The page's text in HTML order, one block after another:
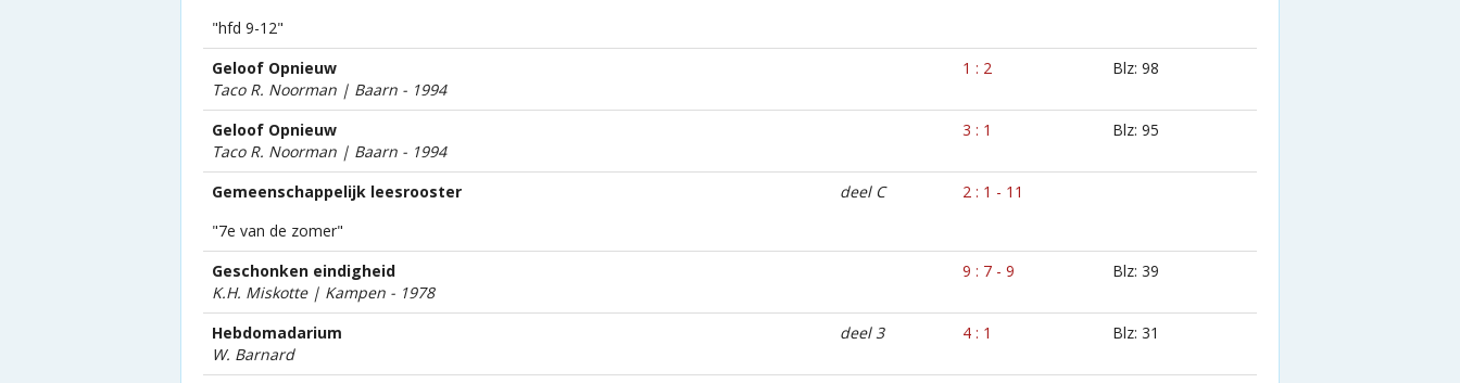
"hfd 9-12"
Geloof Opnieuw
Taco R. Noorman | Baarn - 1994
1 : 2 Blz: 98
Geloof Opnieuw
Taco R. Noorman | Baarn - 1994
3 : 1 Blz: 95
Gemeenschappelijk leesrooster deel C
2 : 1 - 11
"7e van de zomer"
Geschonken eindigheid
K.H. Miskotte | Kampen - 1978
9 : 7 - 9 Blz: 39
Hebdomadarium
W. Barnard
deel 3 4 : 1 Blz: 31